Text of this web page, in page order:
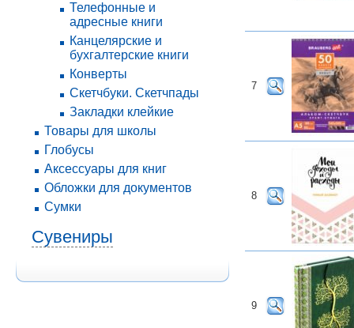
Телефонные и
адресные книги
Канцелярские и
бухгалтерские книги
Конверты
Скетчбуки. Скетчпады
Закладки клейкие
Товары для школы
Глобусы
Аксессуары для книг
Обложки для документов
Сумки
Сувениры
7
8
9